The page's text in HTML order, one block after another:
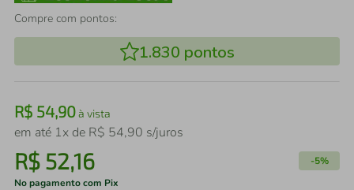
Compre com pontos:
1.830 pontos
R$ 54,90à vista
em até 1x de R$ 54,90 s/juros
R$ 52,16 -5%
No pagamento com Pix